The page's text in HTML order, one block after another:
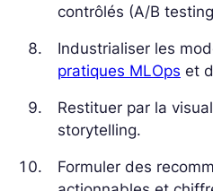
contrôlés (A/B
Industrialiser les
pratiques MLOps et
Restituer par la
storytelling.
Formuler des